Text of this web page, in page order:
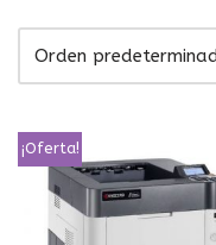
¡Oferta!